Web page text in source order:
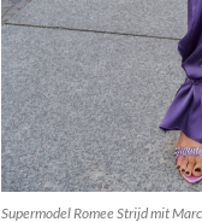
Supermodel Romee Strijd mit